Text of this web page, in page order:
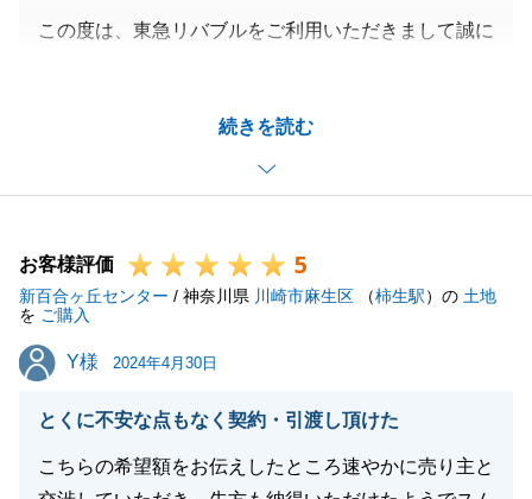
続きを読む
この度は、東急リバブルをご利用いただきまして誠に
で、無事に決済まで迎えることができました。
今後も不動産のことでお困りごとがございましたらご
この度は本当にありがとうございました。
お客様評価 5
新百合ヶ丘センター / 神奈川県 川崎市麻生区 （柿生駅）の 土地
を ご購入
Y様
Y様 2024年4月30日
とくに不安な点もなく契約・引渡し頂けた
こちらの希望額をお伝えしたところ速やかに売り主と